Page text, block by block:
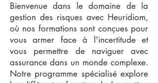
Bienvenue dans le domaine de la
gestion des risques avec Heuridiom,
où nos formations sont conçues pour
vous armer face à l'incertitude et
vous permettre de naviguer avec
assurance dans un monde complexe.
Notre programme spécialisé explore